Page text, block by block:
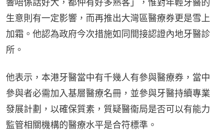
生意則有一定影響，而再推出大灣區醫療券更是雪上
加霜。他認為政府今次措施如同間接認證內地牙醫診
所。
他表示，本港牙醫當中有千幾人有參與醫療券，當中
參與者必需加入基層醫療名冊，並參與牙醫持續專業
發展計劃，以確保質素，質疑醫衞局是否可以有能力
監管相關機構的醫療水平是合符標準。